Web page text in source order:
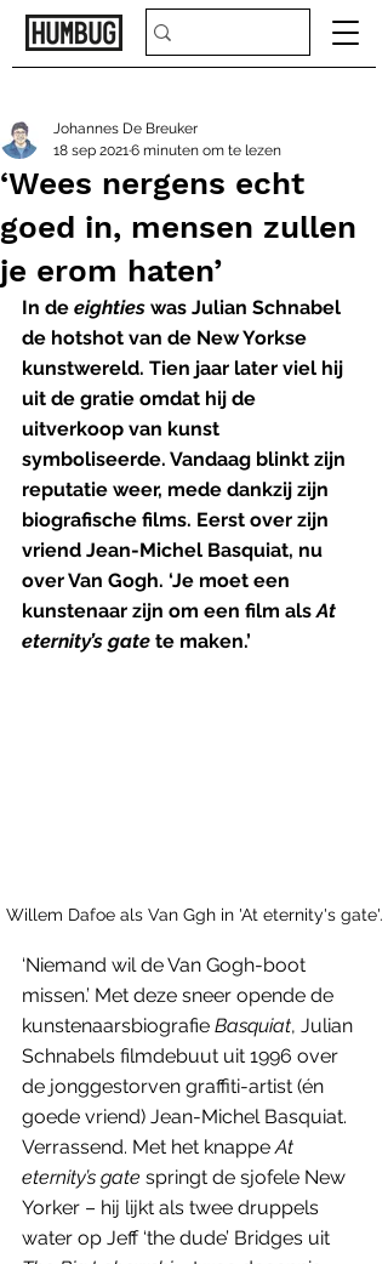
‘Wees nergens echt
goed in, mensen zullen
je erom haten’
Johannes De Breuker
18 sep 20216 minuten om te lezen
In de eighties was Julian Schnabel
de hotshot van de New Yorkse
kunstwereld. Tien jaar later viel hij
uit de gratie omdat hij de
uitverkoop van kunst
symboliseerde. Vandaag blinkt zijn
reputatie weer, mede dankzij zijn
biografische films. Eerst over zijn
vriend Jean-Michel Basquiat, nu
over Van Gogh. ‘Je moet een
kunstenaar zijn om een film als At
eternity’s gate te maken.’
Willem Dafoe als Van Ggh in 'At eternity's gate'.
‘Niemand wil de Van Gogh-boot
missen.’ Met deze sneer opende de
kunstenaarsbiografie Basquiat, Julian
Schnabels filmdebuut uit 1996 over
de jonggestorven graffiti-artist (én
goede vriend) Jean-Michel Basquiat.
Verrassend. Met het knappe At
eternity’s gate springt de sjofele New
Yorker – hij lijkt als twee druppels
water op Jeff ‘the dude’ Bridges uit